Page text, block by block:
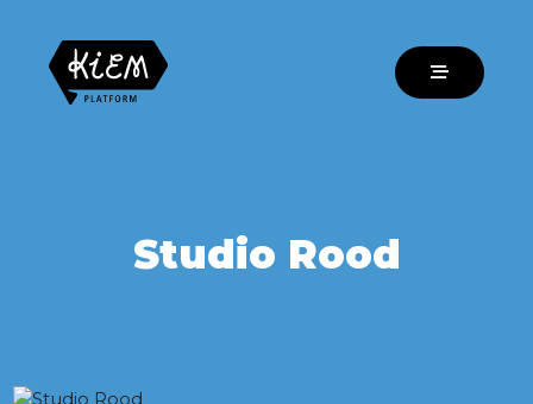
Studio Rood